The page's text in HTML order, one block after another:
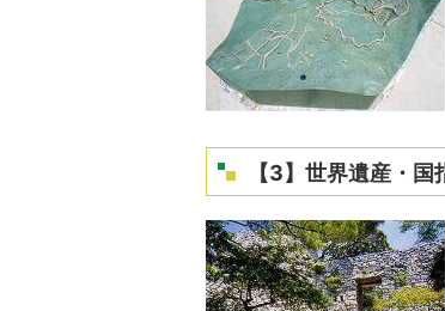
【3】世界遺産・